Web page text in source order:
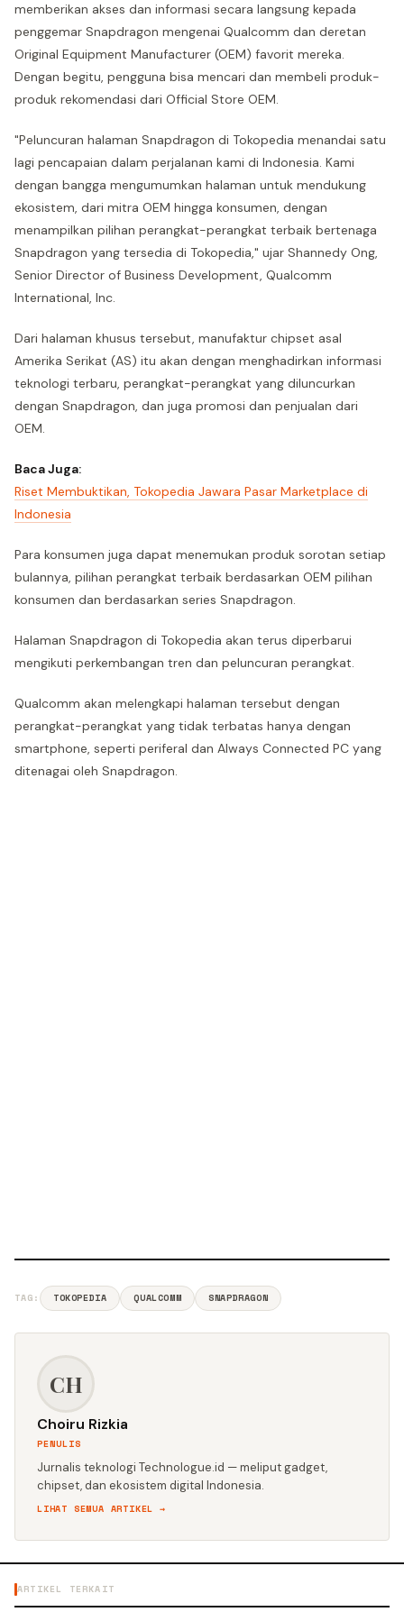
memberikan akses dan informasi secara langsung kepada
penggemar Snapdragon mengenai Qualcomm dan deretan
Original Equipment Manufacturer (OEM) favorit mereka.
Dengan begitu, pengguna bisa mencari dan membeli produk-
produk rekomendasi dari Official Store OEM.
"Peluncuran halaman Snapdragon di Tokopedia menandai satu
lagi pencapaian dalam perjalanan kami di Indonesia. Kami
dengan bangga mengumumkan halaman untuk mendukung
ekosistem, dari mitra OEM hingga konsumen, dengan
menampilkan pilihan perangkat-perangkat terbaik bertenaga
Snapdragon yang tersedia di Tokopedia," ujar Shannedy Ong,
Senior Director of Business Development, Qualcomm
International, Inc.
Dari halaman khusus tersebut, manufaktur chipset asal
Amerika Serikat (AS) itu akan dengan menghadirkan informasi
teknologi terbaru, perangkat-perangkat yang diluncurkan
dengan Snapdragon, dan juga promosi dan penjualan dari
OEM.
Baca Juga:
Riset Membuktikan, Tokopedia Jawara Pasar Marketplace di
Indonesia
Para konsumen juga dapat menemukan produk sorotan setiap
bulannya, pilihan perangkat terbaik berdasarkan OEM pilihan
konsumen dan berdasarkan series Snapdragon.
Halaman Snapdragon di Tokopedia akan terus diperbarui
mengikuti perkembangan tren dan peluncuran perangkat.
Qualcomm akan melengkapi halaman tersebut dengan
perangkat-perangkat yang tidak terbatas hanya dengan
smartphone, seperti periferal dan Always Connected PC yang
ditenagai oleh Snapdragon.
TAG: TOKOPEDIA QUALCOMM SNAPDRAGON
CH
Choiru Rizkia
PENULIS
Jurnalis teknologi Technologue.id — meliput gadget,
chipset, dan ekosistem digital Indonesia.
LIHAT SEMUA ARTIKEL →
ARTIKEL TERKAIT